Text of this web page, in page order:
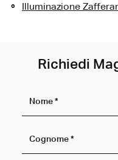
Illuminazione
Richiedi